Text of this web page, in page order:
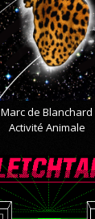
Marc de Blanchard
Activité Animale